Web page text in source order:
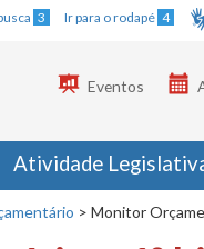
3 Ir para o rodapé 4
Eventos
Atividade
> Monitor